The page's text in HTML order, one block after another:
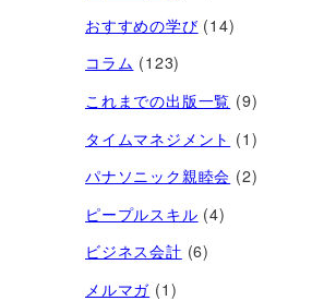
おすすめの学び (14)
コラム (123)
これまでの出版一覧 (9)
タイムマネジメント (1)
パナソニック親睦会 (2)
ピープルスキル (4)
ビジネス会計 (6)
メルマガ (1)